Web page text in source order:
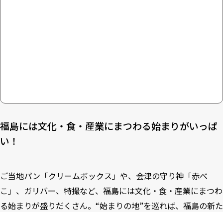
福島には文化・食・産業にまつわる始まりがいっぱ
い！
ご当地パン「クリームボックス」や、会津の守り神「赤べ
こ」、ガリバー、特撮など、福島には文化・食・産業にまつわ
る始まりが盛りだくさん。“始まりの地”を巡れば、福島の新た